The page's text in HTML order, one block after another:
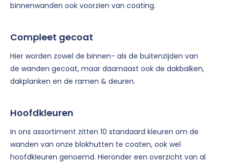
binnenwanden ook voorzien van coating.
Compleet gecoat
Hier worden zowel de binnen- als de buitenzijden van
de wanden gecoat, maar daarnaast ook de dakbalken,
dakplanken en de ramen & deuren.
Hoofdkleuren
In ons assortiment zitten 10 standaard kleuren om de
wanden van onze blokhutten te coaten, ook wel
hoofdkleuren genoemd. Hieronder een overzicht van al